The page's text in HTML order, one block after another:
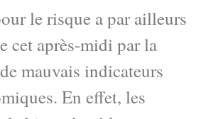
le risque a par ailleurs
cet après-midi par la
mauvais indicateurs
En effet, les